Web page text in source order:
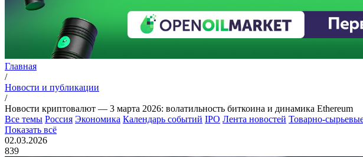
Главная
/
Новости и публикации
/
Новости криптовалют — 3 марта 2026: волатильность биткоина и динамика Ethereum
Все темы Россия Экономика Календарь событий IPO Лента новостей Товарно-
Показать всё
02.03.2026
839